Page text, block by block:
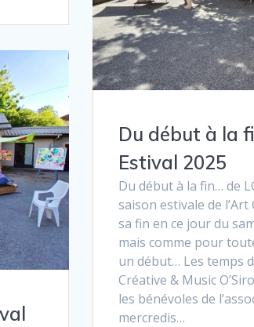
Du début à la
Estival 2025
Du début à la fin… de
saison estivale de l’Art
sa fin en ce jour du
mais comme pour
un début… Les temps
Créative & Music
les bénévoles de
mercredis…